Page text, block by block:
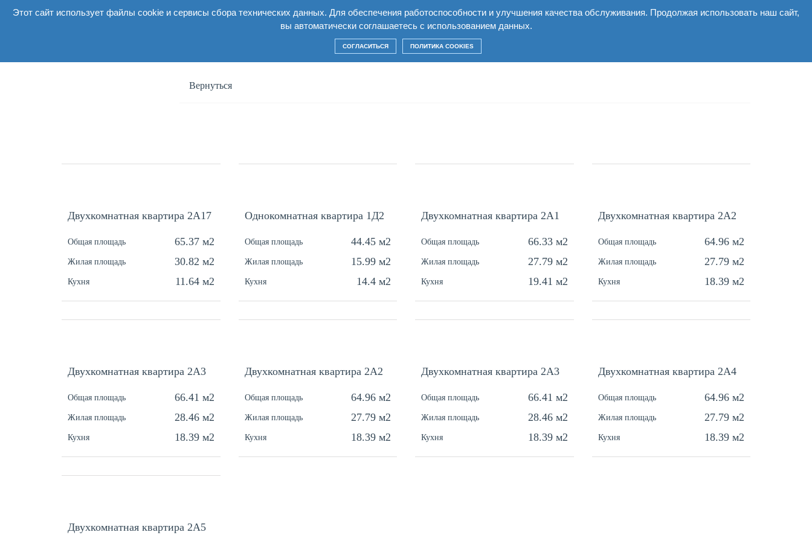
Этот сайт использует файлы cookie и сервисы сбора технических данных. Для обеспечения работоспособности и улучшения качества обслуживания. Продолжая использовать наш сайт,
вы автоматически соглашаетесь с использованием данных.
СОГЛАСИТЬСЯ ПОЛИТИКА COOKIES
О комплексе Квартиры Условия Строительство Коммерческие Галерея Новости Контакты
Вернуться
Двухкомнатная квартира 2А17
Общая площадь 65.37 м2
Жилая площадь 30.82 м2
Кухня 11.64 м2
Однокомнатная квартира 1Д2
Общая площадь 44.45 м2
Жилая площадь 15.99 м2
Кухня 14.4 м2
Двухкомнатная квартира 2A1
Общая площадь 66.33 м2
Жилая площадь 27.79 м2
Кухня 19.41 м2
Двухкомнатная квартира 2A2
Общая площадь 64.96 м2
Жилая площадь 27.79 м2
Кухня 18.39 м2
Двухкомнатная квартира 2A3
Общая площадь 66.41 м2
Жилая площадь 28.46 м2
Кухня 18.39 м2
Двухкомнатная квартира 2A2
Общая площадь 64.96 м2
Жилая площадь 27.79 м2
Кухня 18.39 м2
Двухкомнатная квартира 2A3
Общая площадь 66.41 м2
Жилая площадь 28.46 м2
Кухня 18.39 м2
Двухкомнатная квартира 2A4
Общая площадь 64.96 м2
Жилая площадь 27.79 м2
Кухня 18.39 м2
Двухкомнатная квартира 2A5